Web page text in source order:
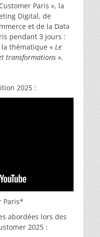
Paris », la
Digital, de
et de la Data
pendant 3 jours :
thématique « Le
transformations ».
2025 :
Paris*
abordées lors des
2025 :